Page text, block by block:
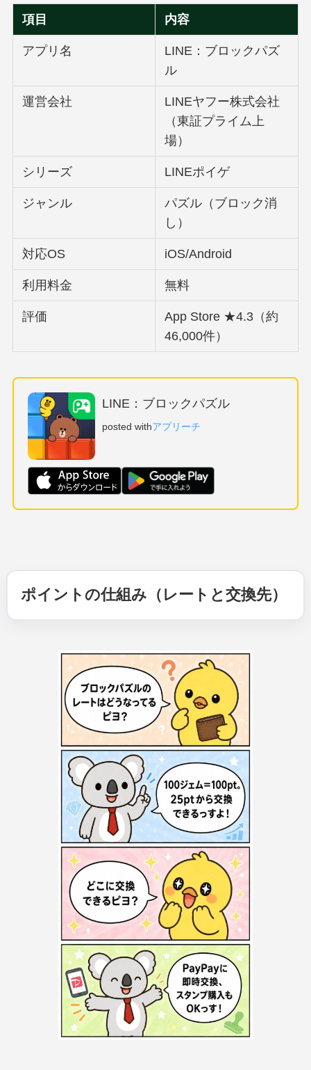
項目 内容
アプリ名
LINE：ブロックパズ
ル
運営会社
LINEヤフー株式会社
（東証プライム上
場）
シリーズ LINEポイゲ
ジャンル
パズル（ブロック消
し）
対応OS iOS/Android
利用料金 無料
評価
App Store ★4.3（約
46,000件）
LINE：ブロックパズル
posted withアプリーチ
ポイントの仕組み（レートと交換先）